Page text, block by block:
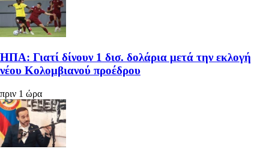
ΗΠΑ: Γιατί δίνουν 1 δισ. δολάρια μετά την εκλογή
νέου Κολομβιανού προέδρου
πριν 1 ώρα